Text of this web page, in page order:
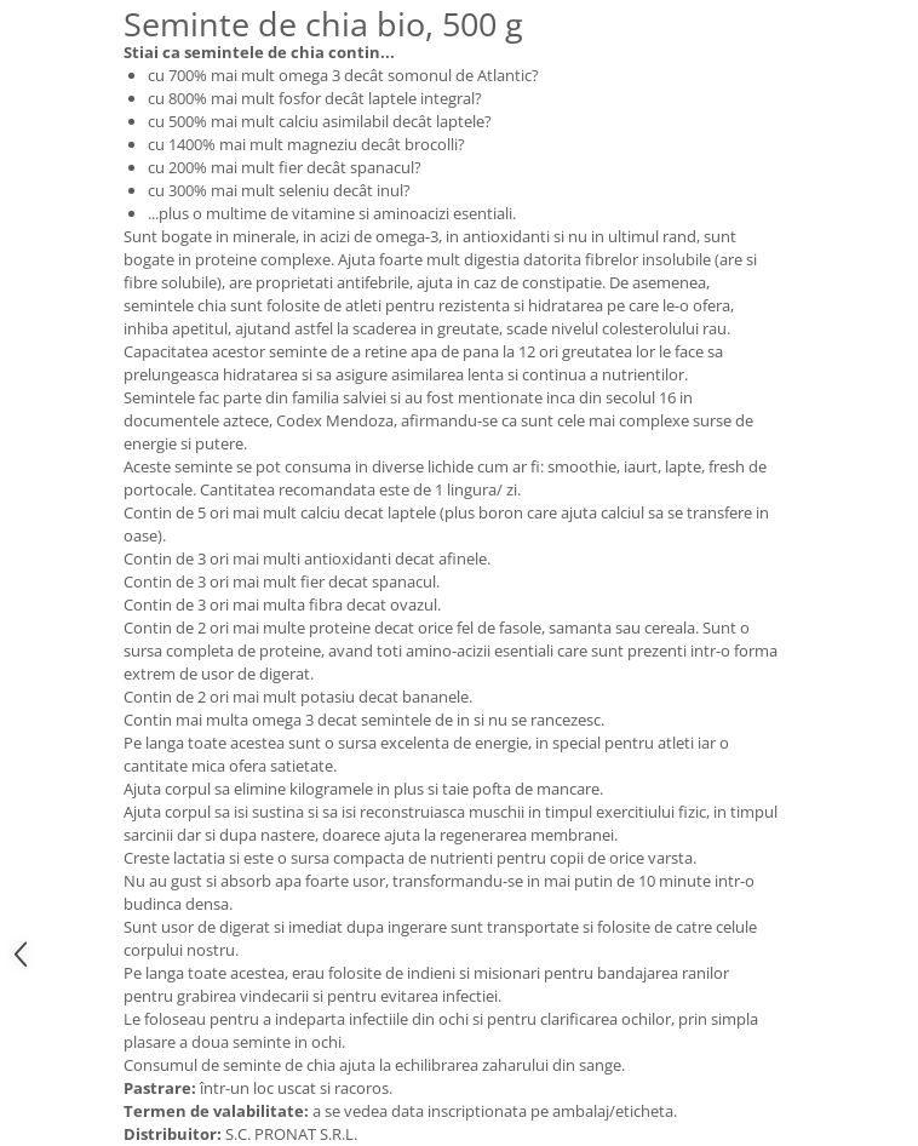
Produse din carne
Sosuri, Ketchup bio
Pudre si prafuri
Conserve, Pateuri, creme
Leguminoase si seminte
Fermenti si gelifianti
Produse din soia
Sare si inlocuitori
Produse care inlocuiesc carnea
Unt, alternativa unt
Dulceturi, gemuri, compoturi
Bomboane, Caramele si Jeleuri
Biscuiti si napolitane
Zahar si indulcitori
Guma de mestecat bio
Seminte, fructe uscate, samburi
Mixuri, condimente si mirodenii
Maioneza bio
Seminte de chia bio, 500 g
Stiai ca semintele de chia contin...
cu 700% mai mult omega 3 decât somonul de Atlantic?
cu 800% mai mult fosfor decât laptele integral?
cu 500% mai mult calciu asimilabil decât laptele?
cu 1400% mai mult magneziu decât brocolli?
cu 200% mai mult fier decât spanacul?
cu 300% mai mult seleniu decât inul?
...plus o multime de vitamine si aminoacizi esentiali.
Sunt bogate in minerale, in acizi de omega-3, in antioxidanti si nu in ultimul rand, sunt
bogate in proteine complexe. Ajuta foarte mult digestia datorita fibrelor insolubile (are si
fibre solubile), are proprietati antifebrile, ajuta in caz de constipatie. De asemenea,
semintele chia sunt folosite de atleti pentru rezistenta si hidratarea pe care le-o ofera,
inhiba apetitul, ajutand astfel la scaderea in greutate, scade nivelul colesterolului rau.
Capacitatea acestor seminte de a retine apa de pana la 12 ori greutatea lor le face sa
prelungeasca hidratarea si sa asigure asimilarea lenta si continua a nutrientilor.
Semintele fac parte din familia salviei si au fost mentionate inca din secolul 16 in
documentele aztece, Codex Mendoza, afirmandu-se ca sunt cele mai complexe surse de
energie si putere.
Aceste seminte se pot consuma in diverse lichide cum ar fi: smoothie, iaurt, lapte, fresh de
portocale. Cantitatea recomandata este de 1 lingura/ zi.
Contin de 5 ori mai mult calciu decat laptele (plus boron care ajuta calciul sa se transfere in
oase).
Contin de 3 ori mai multi antioxidanti decat afinele.
Contin de 3 ori mai mult fier decat spanacul.
Contin de 3 ori mai multa fibra decat ovazul.
Contin de 2 ori mai multe proteine decat orice fel de fasole, samanta sau cereala. Sunt o
sursa completa de proteine, avand toti amino-acizii esentiali care sunt prezenti intr-o forma
extrem de usor de digerat.
Contin de 2 ori mai mult potasiu decat bananele.
Contin mai multa omega 3 decat semintele de in si nu se rancezesc.
Pe langa toate acestea sunt o sursa excelenta de energie, in special pentru atleti iar o
cantitate mica ofera satietate.
Ajuta corpul sa elimine kilogramele in plus si taie pofta de mancare.
Ajuta corpul sa isi sustina si sa isi reconstruiasca muschii in timpul exercitiului fizic, in timpul
sarcinii dar si dupa nastere, doarece ajuta la regenerarea membranei.
Creste lactatia si este o sursa compacta de nutrienti pentru copii de orice varsta.
Nu au gust si absorb apa foarte usor, transformandu-se in mai putin de 10 minute intr-o
budinca densa.
Sunt usor de digerat si imediat dupa ingerare sunt transportate si folosite de catre celule
corpului nostru.
Pe langa toate acestea, erau folosite de indieni si misionari pentru bandajarea ranilor
pentru grabirea vindecarii si pentru evitarea infectiei.
Le foloseau pentru a indeparta infectiile din ochi si pentru clarificarea ochilor, prin simpla
plasare a doua seminte in ochi.
Consumul de seminte de chia ajuta la echilibrarea zaharului din sange.
Pastrare:într-un loc uscat si racoros.
Termen de valabilitate: a se vedea data inscriptionata pe ambalaj/eticheta.
Distribuitor: S.C. PRONAT S.R.L.